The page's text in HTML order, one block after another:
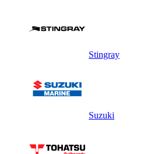
Stingray
Suzuki